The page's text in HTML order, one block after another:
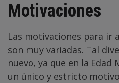
Motivaciones
Las motivaciones para ir
son muy variadas. Tal
nuevo, ya que en la Edad
un único y estricto